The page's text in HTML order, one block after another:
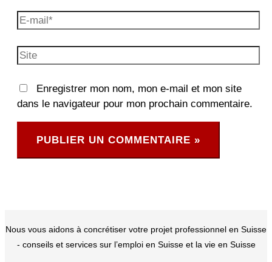
E-
mail*
Site
Enregistrer mon nom, mon e-mail et mon site
dans le navigateur pour mon prochain commentaire.
Nous vous aidons à concrétiser votre projet professionnel en Suisse
- conseils et services sur l’emploi en Suisse et la vie en Suisse